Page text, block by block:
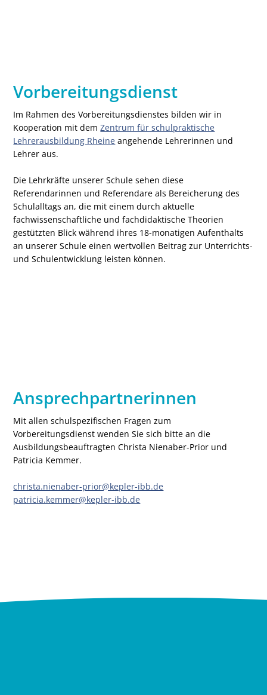
Vorbereitungsdienst
Im Rahmen des Vorbereitungsdienstes bilden wir in
Kooperation mit demZentrum für schulpraktische
Lehrerausbildung Rheine angehende Lehrerinnen und
Lehrer aus.
Die Lehrkräfte unserer Schule sehen diese
Referendarinnen und Referendare als Bereicherung des
Schulalltags an, die mit einem durch aktuelle
fachwissenschaftliche und fachdidaktische Theorien
gestützten Blick während ihres 18-monatigen Aufenthalts
an unserer Schule einen wertvollen Beitrag zur Unterrichts-
und Schulentwicklung leisten können.
Ansprechpartnerinnen
Mit allen schulspezifischen Fragen zum
Vorbereitungsdienst wenden Sie sich bitte an die
Ausbildungsbeauftragten Christa Nienaber-Prior und
Patricia Kemmer.
christa.nienaber-prior@kepler-ibb.de
patricia.kemmer@kepler-ibb.de